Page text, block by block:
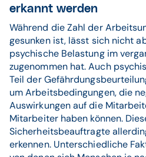
erkannt werden
Während die Zahl der
gesunken ist, lässt sich nicht
psychische Belastung im
zugenommen hat. Auch
Teil der
um Arbeitsbedingungen, die
Auswirkungen auf die
Mitarbeiter haben können.
Sicherheitsbeauftragte
erkennen. Unterschiedliche